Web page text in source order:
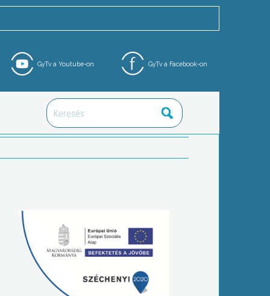
GyTv a Facebook-on
GyTv a Youtube-on